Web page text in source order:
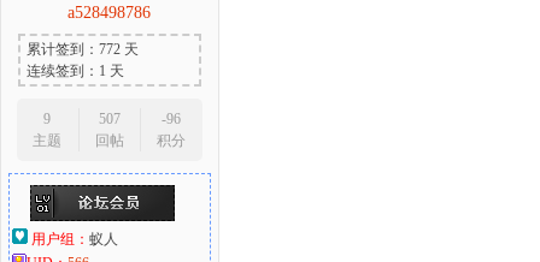
a528498786
累计签到：772 天
连续签到：1 天
9
主题
507
回帖
-96
积分
用户组： 蚁人